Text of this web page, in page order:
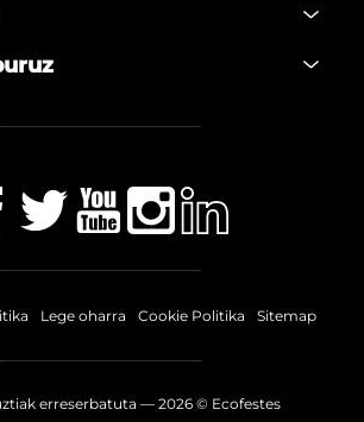
Lege oharra Cookie Politika Sitemap
erreserbatuta — 2026 © Ecofestes